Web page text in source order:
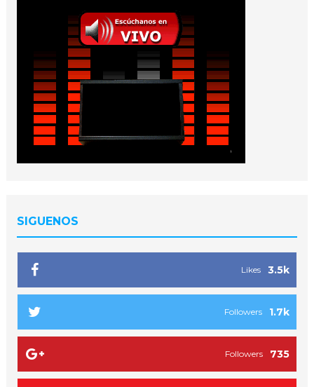
SIGUENOS
3.5k
Likes
1.7k
Followers
735
Followers